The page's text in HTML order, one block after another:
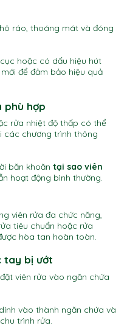
ráo, thoáng mát và đóng
hoặc có dấu hiệu hút
để đảm bảo hiệu quả
phù hợp
rửa nhiệt độ thấp có thể
các chương trình thông
băn khoăn tại sao viên
hoạt động bình thường.
viên rửa đa chức năng,
tiêu chuẩn hoặc rửa
hòa tan hoàn toàn.
tay bị ướt
viên rửa vào ngăn chứa
vào thành ngăn chứa và
trình rửa.